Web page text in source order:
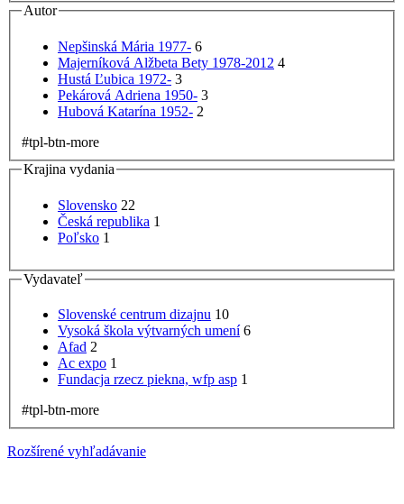
Autor
Nepšinská Mária 1977- 6
Majerníková Alžbeta Bety 1978-2012 4
Hustá Ľubica 1972- 3
Pekárová Adriena 1950- 3
Hubová Katarína 1952- 2
#tpl-btn-more
Krajina vydania
Slovensko 22
Česká republika 1
Poľsko 1
Vydavateľ
Slovenské centrum dizajnu 10
Vysoká škola výtvarných umení 6
Afad 2
Ac expo 1
Fundacja rzecz piekna, wfp asp 1
#tpl-btn-more
Rozšírené vyhľadávanie